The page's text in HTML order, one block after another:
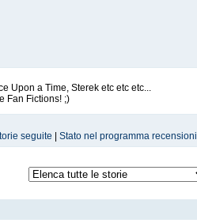
Upon a Time, Sterek etc etc etc...
Fan Fictions! ;)
seguite |Stato nel programma recensioni